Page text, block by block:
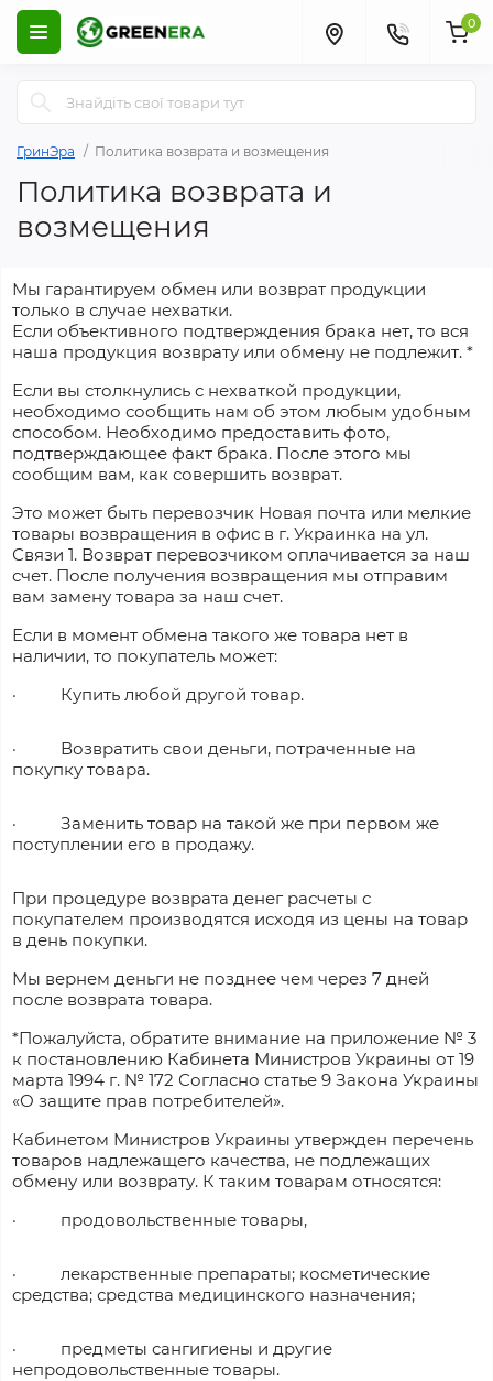
0
ГринЭра Политика возврата и возмещения
Политика возврата и
возмещения
Мы гарантируем обмен или возврат продукции
только в случае нехватки.
Если объективного подтверждения брака нет, то вся
наша продукция возврату или обмену не подлежит. *
Если вы столкнулись с нехваткой продукции,
необходимо сообщить нам об этом любым удобным
способом. Необходимо предоставить фото,
подтверждающее факт брака. После этого мы
сообщим вам, как совершить возврат.
Это может быть перевозчик Новая почта или мелкие
товары возвращения в офис в г. Украинка на ул.
Связи 1. Возврат перевозчиком оплачивается за наш
счет. После получения возвращения мы отправим
вам замену товара за наш счет.
Если в момент обмена такого же товара нет в
наличии, то покупатель может:
·
Купить любой другой товар.
·
Возвратить свои деньги, потраченные на
покупку товара.
·
Заменить товар на такой же при первом же
поступлении его в продажу.
При процедуре возврата денег расчеты с
покупателем производятся исходя из цены на товар
в день покупки.
Мы вернем деньги не позднее чем через 7 дней
после возврата товара.
*Пожалуйста, обратите внимание на приложение № 3
к постановлению Кабинета Министров Украины от 19
марта 1994 г. № 172 Согласно статье 9 Закона Украины
«О защите прав потребителей».
Кабинетом Министров Украины утвержден перечень
товаров надлежащего качества, не подлежащих
обмену или возврату. К таким товарам относятся:
·
продовольственные товары,
·
лекарственные препараты; косметические
средства; средства медицинского назначения;
·
предметы сангигиены и другие
непродовольственные товары.